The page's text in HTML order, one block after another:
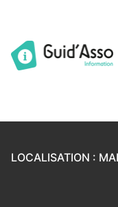
LOCALISATION :